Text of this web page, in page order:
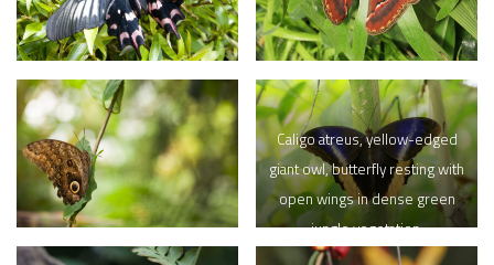
Caligo atreus, yellow-edged
giant owl, butterfly resting with
open wings in dense green
jungle vegetation.